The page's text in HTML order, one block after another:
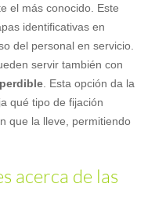
el más conocido. Este
identificativas en
del personal en servicio.
servir también con
. Esta opción da la
qué tipo de fijación
que la lleve, permitiendo
acerca de las